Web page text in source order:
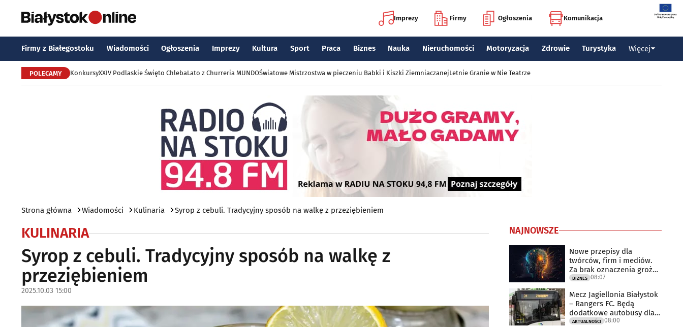
Imprezy Firmy Ogłoszenia Komunikacja
Firmy z Białegostoku Wiadomości Ogłoszenia Imprezy Kultura Sport Praca Biznes Nauka Nieruchomości Motoryzacja Zdrowie Turystyka Więcej
POLECAMY KonkursyXXIV Podlaskie Święto ChlebaLato z Churreria MUNDOŚwiatowe Mistrzostwa w pieczeniu Babki i Kiszki ZiemniaczanejLetnie Granie w Nie Teatrze
Strona główna Wiadomości Kulinaria Syrop z cebuli. Tradycyjny sposób na walkę z przeziębieniem
KULINARIA
Syrop z cebuli. Tradycyjny sposób na walkę z
przeziębieniem
2025.10.03 15:00
NAJNOWSZE
Nowe przepisy dla
twórców, firm i mediów.
Za brak oznaczenia grożą
milionowe
BIZNES 08:07
Mecz Jagiellonia Białystok
– Rangers FC. Będą
dodatkowe autobusy dla
kibiców
AKTUALNOŚCI 08:00